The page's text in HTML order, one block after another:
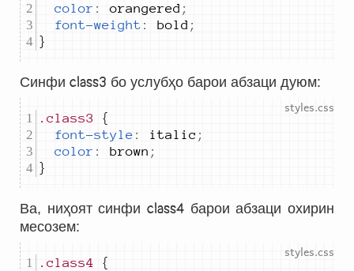
color : orangered ;
font-weight : bold ;
}
Синфи class3 бо услубҳо барои абзаци дуюм:
.class3
font-style : italic ;
color : brown ;
}
Ва, ниҳоят синфи class4 барои абзаци охирин
месозем:
.class4